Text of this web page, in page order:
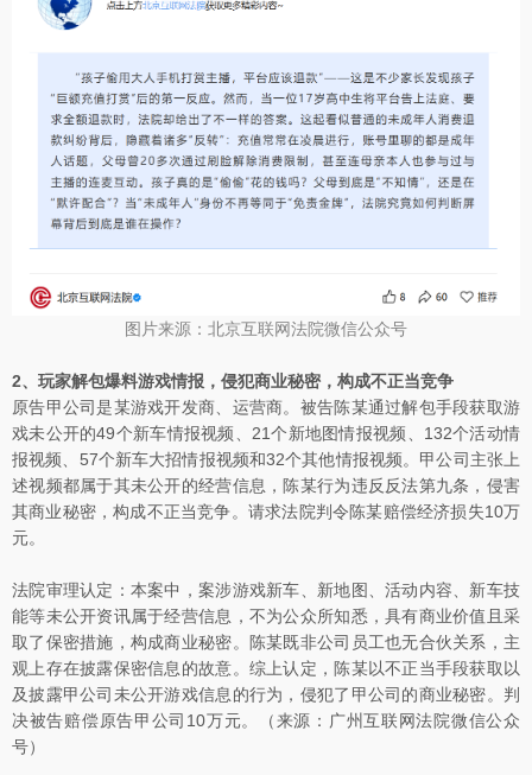
图片来源：北京互联网法院微信公众号
2、玩家解包爆料游戏情报，侵犯商业秘密，构成不正当竞争
原告甲公司是某游戏开发商、运营商。被告陈某通过解包手段获取游
戏未公开的49个新车情报视频、21个新地图情报视频、132个活动情
报视频、57个新车大招情报视频和32个其他情报视频。甲公司主张上
述视频都属于其未公开的经营信息，陈某行为违反反法第九条，侵害
其商业秘密，构成不正当竞争。请求法院判令陈某赔偿经济损失10万
元。
法院审理认定：本案中，案涉游戏新车、新地图、活动内容、新车技
能等未公开资讯属于经营信息，不为公众所知悉，具有商业价值且采
取了保密措施，构成商业秘密。陈某既非公司员工也无合伙关系，主
观上存在披露保密信息的故意。综上认定，陈某以不正当手段获取以
及披露甲公司未公开游戏信息的行为，侵犯了甲公司的商业秘密。判
决被告赔偿原告甲公司10万元。（来源：广州互联网法院微信公众
号）